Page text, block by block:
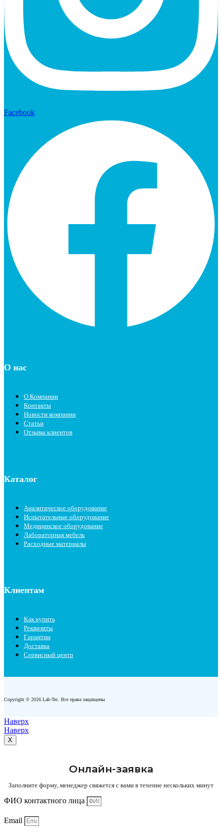
Facebook
О нас
О Компании
Контакты
Новости компании
Статьи
Отзывы клиентов
Каталог
Аналитическое оборудование
Испытательные оборудование
Медицинское оборудование
Лабораторная мебель
Расходные материалы
Клиентам
Как купить
Реквизиты
Гарантии
Доставка
Сервисный центр
Copyright © 2026 Lab-Tec. Все права защищены.
Наверх
Наверх
X
Онлайн-заявка
Заполните форму, менеджер свяжется с вами в течение нескольких минут
ФИО контактного лица
Email